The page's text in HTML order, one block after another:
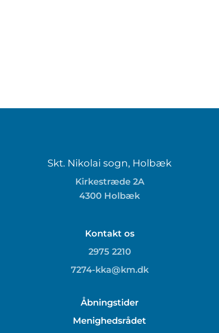
Skt. Nikolai sogn, Holbæk
Kirkestræde 2A
4300 Holbæk
Kontakt os
2975 2210
7274-kka@km.dk
Åbningstider
Menighedsrådet